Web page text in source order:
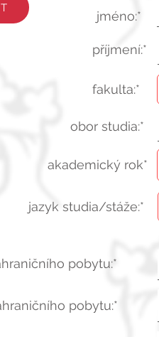
jméno:*
příjmení:*
fakulta:*
obor studia:*
akademický rok*
jazyk studia/stáže:*
pobytu:*
pobytu:*